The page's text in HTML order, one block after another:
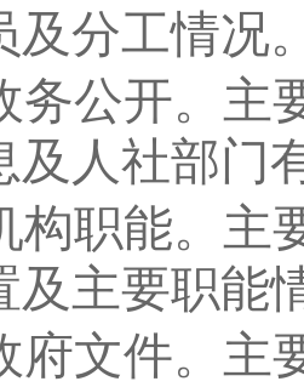
及分工情况
务公开。 主
及人社部门
构职能。 主
及主要职能
府文件。 主